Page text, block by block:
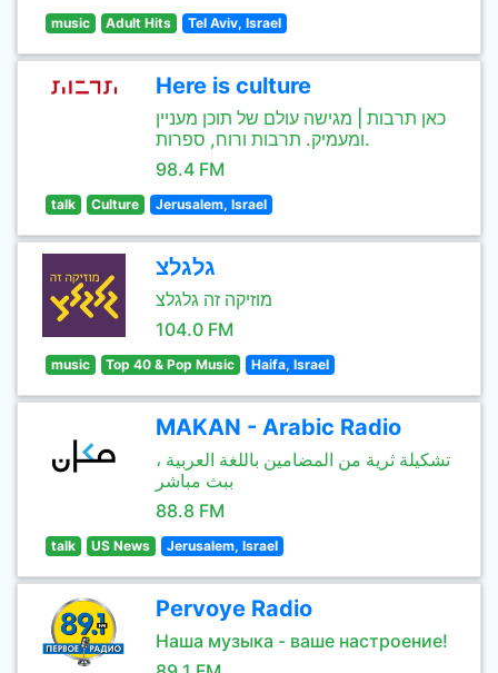
music Adult Hits Tel Aviv, Israel
Here is culture
כאן תרבות | מגישה עולם של תוכן מעניין
ומעמיק. תרבות ורוח, ספרות.
98.4 FM
talk Culture Jerusalem, Israel
גלגלצ
מוזיקה זה גלגלצ
104.0 FM
music Top 40 & Pop Music Haifa, Israel
MAKAN - Arabic Radio
تشكيلة ثرية من المضامين باللغة العربية ،
ببث مباشر
88.8 FM
talk US News Jerusalem, Israel
Pervoye Radio
Наша музыка - ваше настроение!